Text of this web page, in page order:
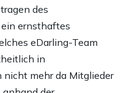
des
ernsthaftes
eDarling-Team
in
nicht mehr da Mitglieder